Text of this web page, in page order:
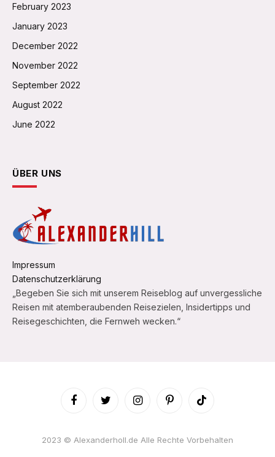
February 2023
January 2023
December 2022
November 2022
September 2022
August 2022
June 2022
ÜBER UNS
Impressum
Datenschutzerklärung
„Begeben Sie sich mit unserem Reiseblog auf unvergessliche
Reisen mit atemberaubenden Reisezielen, Insidertipps und
Reisegeschichten, die Fernweh wecken.“
FacebookTwitter InstagramPinterestTikTok
2023 © Alexanderholl.de Alle Rechte Vorbehalten